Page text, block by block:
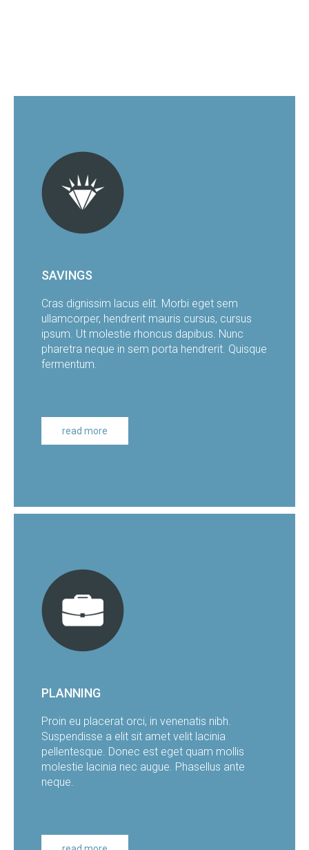
SAVINGS
Cras dignissim lacus elit. Morbi eget sem
ullamcorper, hendrerit mauris cursus, cursus
ipsum. Ut molestie rhoncus dapibus. Nunc
pharetra neque in sem porta hendrerit. Quisque
fermentum.
read more
PLANNING
Proin eu placerat orci, in venenatis nibh.
Suspendisse a elit sit amet velit lacinia
pellentesque. Donec est eget quam mollis
molestie lacinia nec augue. Phasellus ante
neque.